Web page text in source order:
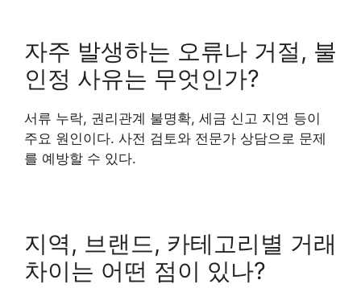
자주 발생하는 오류나 거절, 불
인정 사유는 무엇인가?
서류 누락, 권리관계 불명확, 세금 신고 지연 등이
주요 원인이다. 사전 검토와 전문가 상담으로 문제
를 예방할 수 있다.
지역, 브랜드, 카테고리별 거래
차이는 어떤 점이 있나?